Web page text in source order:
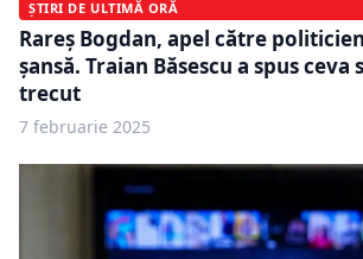
ȘTIRI DE ULTIMĂ ORĂ
Rareș Bogdan, apel către
șansă. Traian Băsescu a spus ceva
trecut
7 februarie 2025